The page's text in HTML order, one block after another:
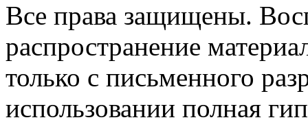
Все права защищены.
распространение
только с письменного
использовании полная